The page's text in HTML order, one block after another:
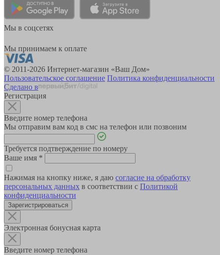
Мы в соцсетях
Мы принимаем к оплате
© 2011-2026 Интернет-магазин «Ваш Дом»
Пользовательское соглашение Политика конфиденциальности
Сделано в
Регистрация
Введите номер телефона
Мы отправим вам код в смс на телефон или позвоним
Требуется подтверждение по номеру
Ваше имя *
Нажимая на кнопку ниже, я даю согласие на обработку
персональных данных в соответствии с Политикой
конфиденциальности
Зарегистрироваться
Электронная бонусная карта
Введите номер телефона